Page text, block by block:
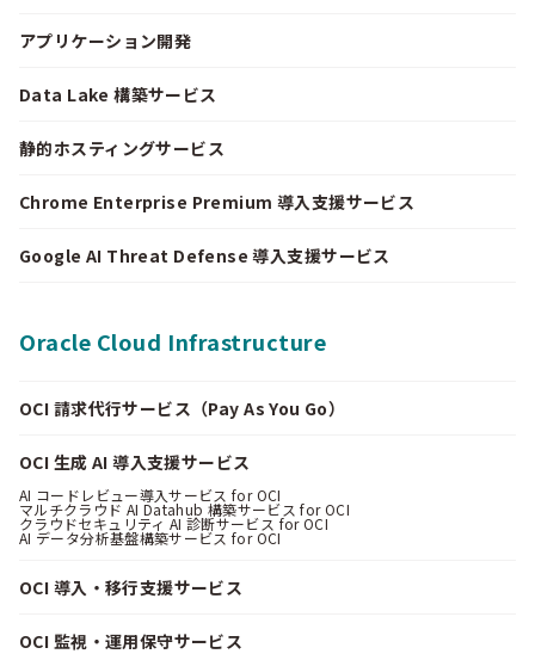
アプリケーション開発
Data Lake 構築サービス
静的ホスティングサービス
Chrome Enterprise Premium 導入支援サービス
Google AI Threat Defense 導入支援サービス
Oracle Cloud Infrastructure
OCI 請求代行サービス（Pay As You Go）
OCI 生成 AI 導入支援サービス
AI コードレビュー導入サービス for OCI
マルチクラウド AI Datahub 構築サービス for OCI
クラウドセキュリティ AI 診断サービス for OCI
AI データ分析基盤構築サービス for OCI
OCI 導入・移行支援サービス
OCI 監視・運用保守サービス